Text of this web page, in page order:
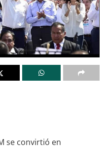
se convirtió en